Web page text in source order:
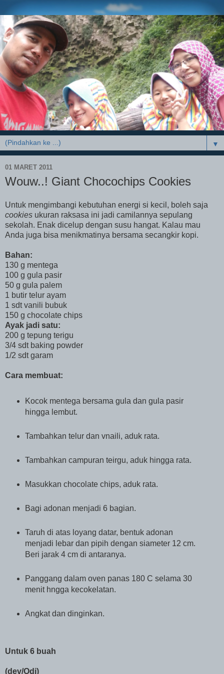
▼
01 MARET 2011
Wouw..! Giant Chocochips Cookies
Untuk mengimbangi kebutuhan energi si kecil, boleh saja
cookies ukuran raksasa ini jadi camilannya sepulang
sekolah. Enak dicelup dengan susu hangat. Kalau mau
Anda juga bisa menikmatinya bersama secangkir kopi.
Bahan:
130 g mentega
100 g gula pasir
50 g gula palem
1 butir telur ayam
1 sdt vanili bubuk
150 g chocolate chips
Ayak jadi satu:
200 g tepung terigu
3/4 sdt baking powder
1/2 sdt garam
Cara membuat:
Kocok mentega bersama gula dan gula pasir
hingga lembut.
Tambahkan telur dan vnaili, aduk rata.
Tambahkan campuran teirgu, aduk hingga rata.
Masukkan chocolate chips, aduk rata.
Bagi adonan menjadi 6 bagian.
Taruh di atas loyang datar, bentuk adonan
menjadi lebar dan pipih dengan siameter 12 cm.
Beri jarak 4 cm di antaranya.
Panggang dalam oven panas 180 C selama 30
menit hngga kecokelatan.
Angkat dan dinginkan.
Untuk 6 buah
(dev/Odi)